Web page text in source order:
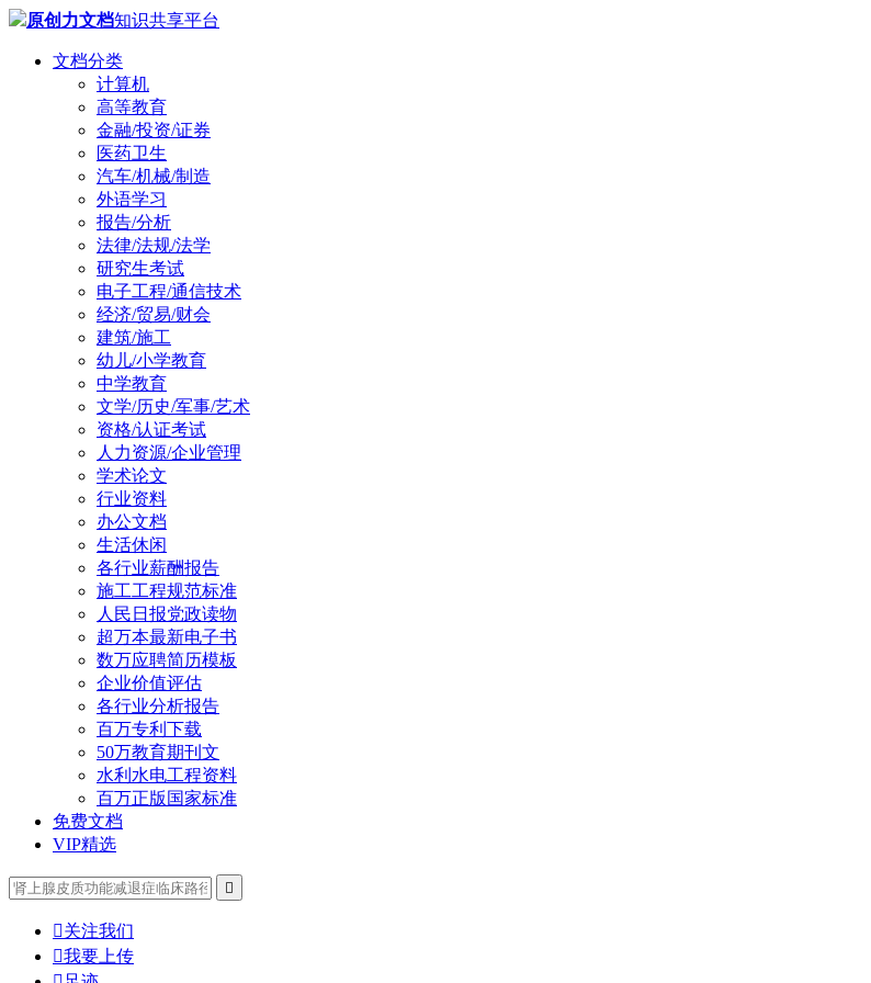
原创力文档知识共享平台
文档分类
计算机
高等教育
金融/投资/证券
医药卫生
汽车/机械/制造
外语学习
报告/分析
法律/法规/法学
研究生考试
电子工程/通信技术
经济/贸易/财会
建筑/施工
幼儿/小学教育
中学教育
文学/历史/军事/艺术
资格/认证考试
人力资源/企业管理
学术论文
行业资料
办公文档
生活休闲
各行业薪酬报告
施工工程规范标准
人民日报党政读物
超万本最新电子书
数万应聘简历模板
企业价值评估
各行业分析报告
百万专利下载
50万教育期刊文
水利水电工程资料
百万正版国家标准
免费文档
VIP精选

关注我们
我要上传